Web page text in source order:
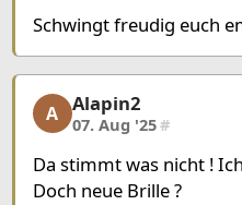
Pieces Black
King h1
Pawn g2
Schwingt freudig euch
Alapin2, 4/23, 07. Aug
A Alapin2
07. Aug '25#
Da stimmt was nicht !
Doch neue Brille ?